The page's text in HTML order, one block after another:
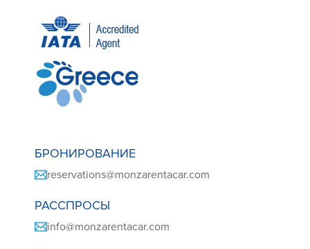
БРОНИРОВАНИЕ
reservations@monzarentacar.com
РАССПРОСЫ
info@monzarentacar.com